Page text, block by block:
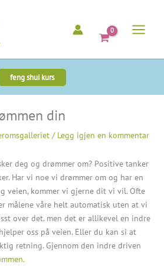
feng shui kurs
din
/ Legg igjen en kommentar
deg og drømmer om? Positive tanker
Har vi noe vi drømmer om og har en
veien, kommer vi gjerne dit vi vil. Ofte
målene våre helt automatisk uten at vi
over det. men det er allikevel en indre
oss på veien. Eller du kan si at
retning. Gjennom den indre driven